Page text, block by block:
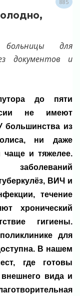
885
больницы для
документов и
до пяти
не имеют
большинства из
ни даже
чаще и тяжелее.
ВИЧ и
течение
хронический
гигиены.
для
В нашем
где готовы
вида и